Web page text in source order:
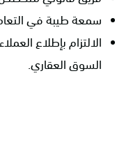
سمعة طيبة في
الالتزام بإطلاع
السوق العقاري.